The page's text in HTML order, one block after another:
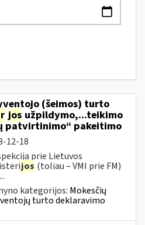
(šeimos) turto
jos užpildymo,...teikimo
patvirtinimo“ pakeitimo
12-18
prie Lietuvos
jos (toliau – VMI prie FM)
kategorijos: Mokesčių
turto deklaravimo